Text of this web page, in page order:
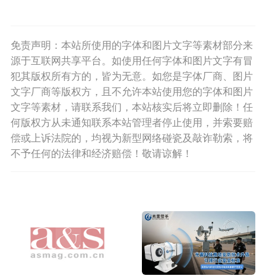
免责声明：本站所使用的字体和图片文字等素材部分来
源于互联网共享平台。如使用任何字体和图片文字有冒
犯其版权所有方的，皆为无意。如您是字体厂商、图片
文字厂商等版权方，且不允许本站使用您的字体和图片
文字等素材，请联系我们，本站核实后将立即删除！任
何版权方从未通知联系本站管理者停止使用，并索要赔
偿或上诉法院的，均视为新型网络碰瓷及敲诈勒索，将
不予任何的法律和经济赔偿！敬请谅解！